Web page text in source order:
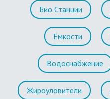
Био Станции
Емкости
Водоснабжение
Жироуловители